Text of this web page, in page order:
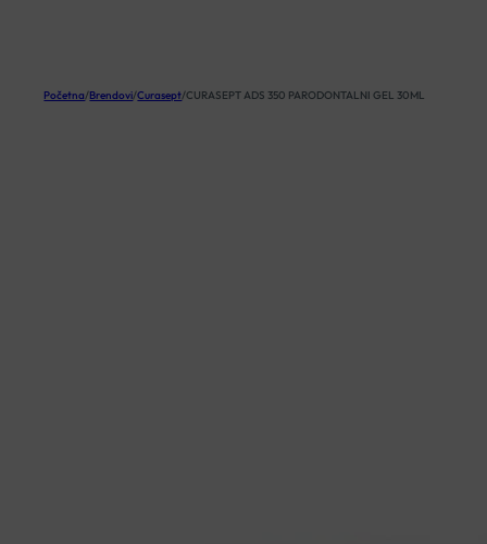
Početna/Brendovi/Curasept/CURASEPT ADS 350 PARODONTALNI GEL 30ML